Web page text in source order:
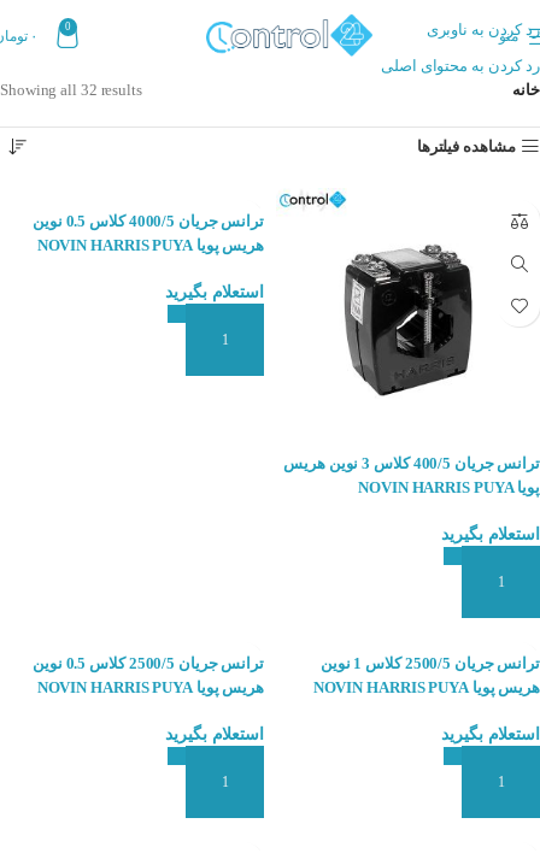
رد کردن به ناوبری
رد کردن به محتوای اصلی
منو
0
۰
خانه Showing all 32 results
مشاهده فیلترها
ترانس جریان 400/5 کلاس 3 نوین هریس
پویا NOVIN HARRIS PUYA
استعلام بگیرید
ترانس جریان 4000/5 کلاس 0.5 نوین
هریس پویا NOVIN HARRIS PUYA
استعلام بگیرید
ترانس جریان 2500/5 کلاس 1 نوین
هریس پویا NOVIN HARRIS PUYA
استعلام بگیرید
ترانس جریان 2500/5 کلاس 0.5 نوین
هریس پویا NOVIN HARRIS PUYA
استعلام بگیرید